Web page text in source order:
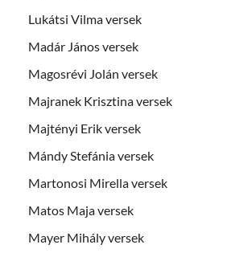
Lukátsi Vilma versek
Madár János versek
Magosrévi Jolán versek
Majranek Krisztina versek
Majtényi Erik versek
Mándy Stefánia versek
Martonosi Mirella versek
Matos Maja versek
Mayer Mihály versek